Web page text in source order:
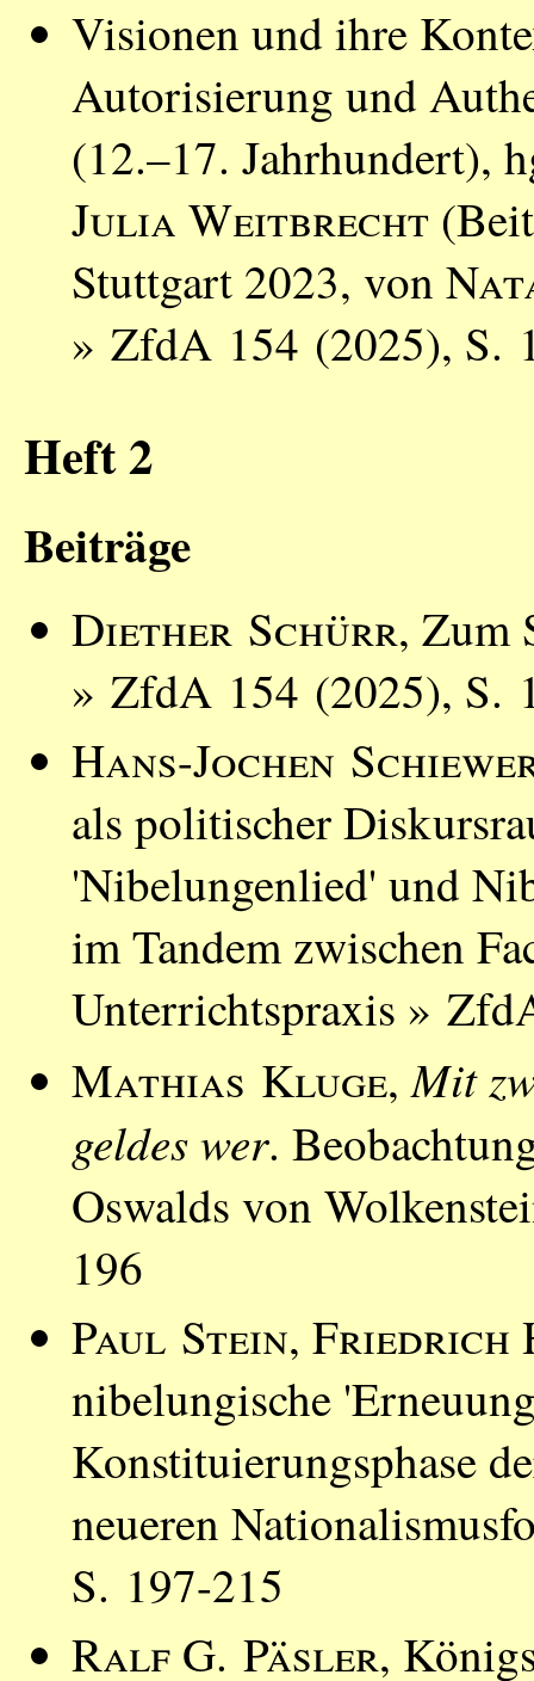
Visionen und ihre
Autorisierung und
(12.–17. Jahrhundert),
Julia Weitbrecht
Stuttgart 2023, von
» ZfdA 154 (2025), S.
Heft 2
Beiträge
Diether Schürr, Zum
» ZfdA 154 (2025), S.
Hans-Jochen
als politischer
'Nibelungenlied' und
im Tandem zwischen
Unterrichtspraxis »
Mathias Kluge,Mit
geldes wer.
Oswalds von
196
Paul Stein, Friedrich
nibelungische
Konstituierungsphase
neueren
S. 197-215
Ralf G. Päsler,